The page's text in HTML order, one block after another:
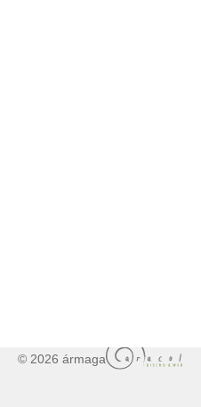
© 2026 ármaga